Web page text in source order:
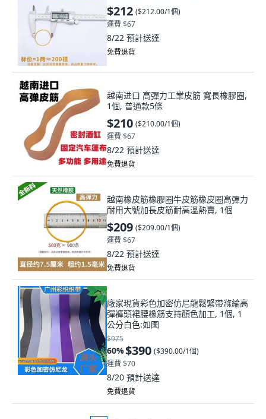
$212 ($212.00/1個)
運費 $67
8/22 預計送達
免費退貨
越南进口 高彈力工業皮筋 寬長橡膠圈,
1個, 普通款5條
$210 ($210.00/1個)
運費 $67
8/22 預計送達
免費退貨
越南橡皮筋橡膠圈牛皮筋橡皮圈高彈力
耐用大號加長皮筋耐高溫熱賣, 1個
$209 ($209.00/1個)
運費 $67
8/22 預計送達
免費退貨
廠家現貨彩色加密仿尼龍鬆緊帶滌綸高
彈褲頭裙腰橡筋支持顏色加工, 1個, 1
公分白色:如图
$975
60%$390 ($390.00/1個)
運費 $70
8/20 預計送達
免費退貨